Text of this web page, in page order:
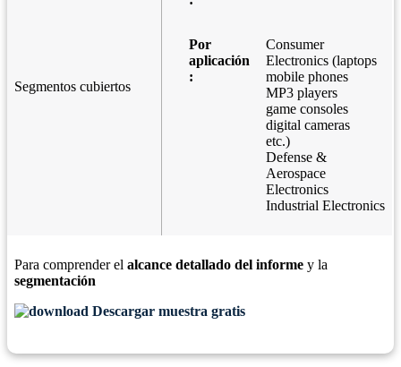
Segmentos cubiertos
Por
aplicación
:
Consumer
Electronics (laptops
mobile phones
MP3 players
game consoles
digital cameras
etc.)
Defense &
Aerospace
Electronics
Industrial Electronics
Para comprender el alcance detallado del informe y la
segmentación
Descargar muestra gratis